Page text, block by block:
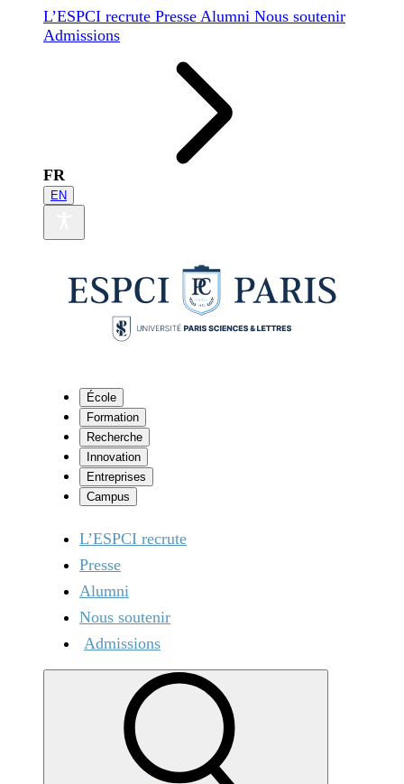
L’ESPCI recrute Presse Alumni Nous soutenir
Admissions
FR
EN
École
Formation
Recherche
Innovation
Entreprises
Campus
L’ESPCI recrute
Presse
Alumni
Nous soutenir
Admissions